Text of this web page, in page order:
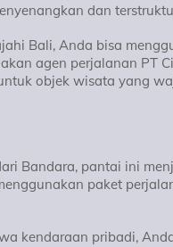
dan
Bali, Anda bisa
agen perjalanan PT
objek wisata yang
Bandara, pantai ini
paket
kendaraan pribadi,